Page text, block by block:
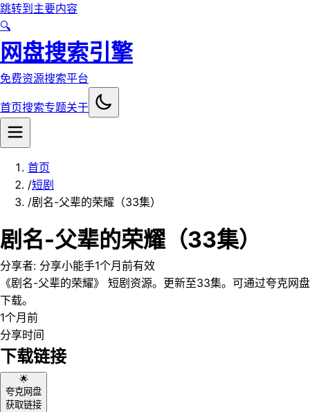
跳转到主要内容
🔍
网盘搜索引擎
免费资源搜索平台
首页搜索专题关于
首页
/短剧
/剧名-父辈的荣耀（33集）
剧名-父辈的荣耀（33集）
分享者: 分享小能手1个月前有效
《剧名-父辈的荣耀》 短剧资源。更新至33集。可通过夸克网盘
下载。
1个月前
分享时间
下载链接
🌟
夸克网盘
获取链接